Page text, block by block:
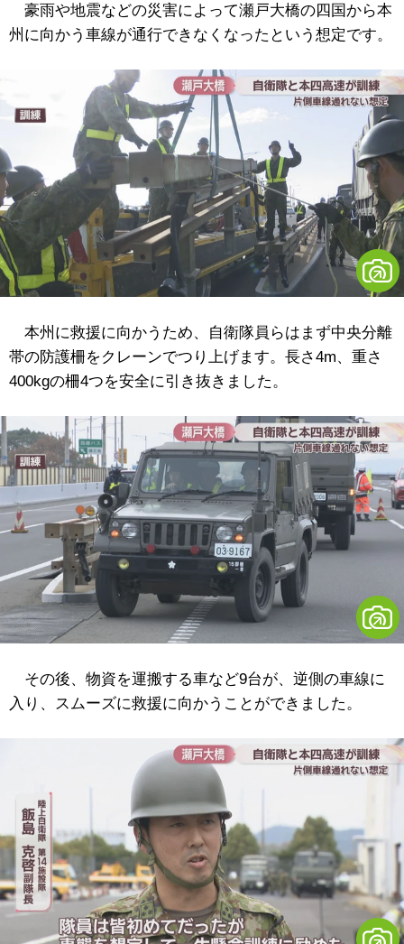
豪雨や地震などの災害によって瀬戸大橋の四国から本
州に向かう車線が通行できなくなったという想定です。
本州に救援に向かうため、自衛隊員らはまず中央分離
帯の防護柵をクレーンでつり上げます。長さ4m、重さ
400kgの柵4つを安全に引き抜きました。
その後、物資を運搬する車など9台が、逆側の車線に
入り、スムーズに救援に向かうことができました。